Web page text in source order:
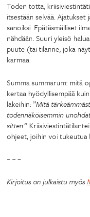
Toden totta,
itsestään selvää.
sanoiksi. Epätäsmälliset
nähdään. Suuri yleisö
puute (tai tilanne, joka
karmaa.
Summa summarum: mitä
kertaa hyödyllisempää
lakeihin: ”Mitä
todennäköisemmin
sitten.”
ohjeet, joihin voi tukeutua
– – –
Kirjoitus on julkaistu myös